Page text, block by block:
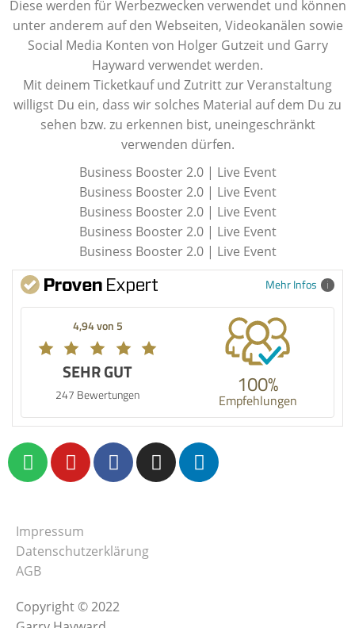
Diese werden für Werbezwecken verwendet und können
unter anderem auf den Webseiten, Videokanälen sowie
Social Media Konten von Holger Gutzeit und Garry
Hayward verwendet werden.
Mit deinem Ticketkauf und Zutritt zur Veranstaltung
willigst Du ein, dass wir solches Material auf dem Du zu
sehen bzw. zu erkennen bist, uneingeschränkt
verwenden dürfen.
Business Booster 2.0 | Live Event
Business Booster 2.0 | Live Event
Business Booster 2.0 | Live Event
Business Booster 2.0 | Live Event
Business Booster 2.0 | Live Event
Mehr Infos
4,94 von 5
SEHR GUT
247 Bewertungen 100%
Empfehlungen
Impressum
Datenschutzerklärung
AGB
Copyright © 2022